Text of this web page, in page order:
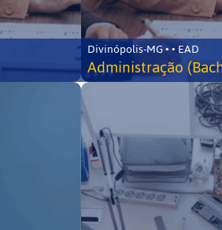
Divinópolis-MG • • EAD
Administração